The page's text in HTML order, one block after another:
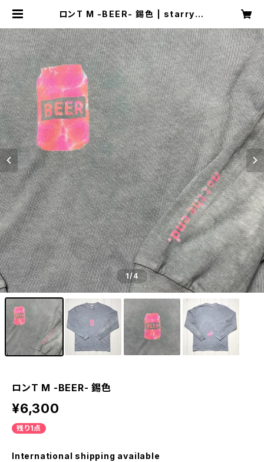
ロンT M -BEER- 錫色 | starry-e
1/4
ロンT M -BEER- 錫色
¥6,300
残り1点
International shipping available